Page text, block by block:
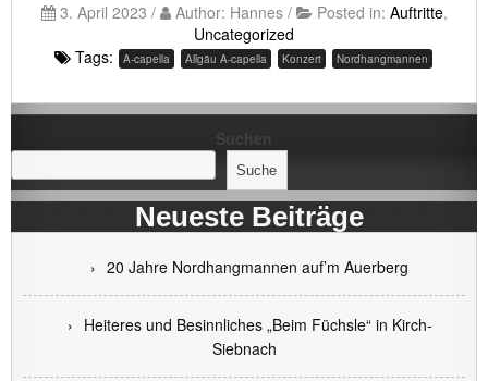
3. April 2023 /
Author: Hannes / Posted in: Auftritte,
Uncategorized
Tags:
A-capella Allgäu A-capella Konzert Nordhangmannen
Suche
Neueste Beiträge
20 Jahre Nordhangmannen auf’m Auerberg
Heiteres und Besinnliches „Beim Füchsle“ in Kirch-
Siebnach